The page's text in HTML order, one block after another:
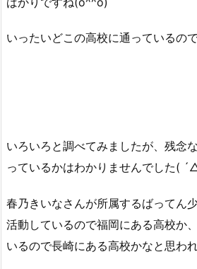
いったいどこの高校に通っているの
いろいろと調べてみましたが、残念
っているかはわかりませんでした(
春乃きいなさんが所属するばってん
活動しているので福岡にある高校か
いるので長崎にある高校かなと思われ